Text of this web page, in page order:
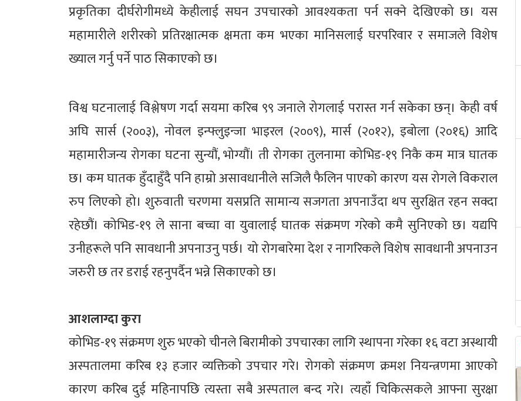
प्रकृतिका दीर्घरोगीमध्ये केहीलाई सघन उपचारको आवश्यकता पर्न सक्ने देखिएको छ। यस
महामारीले शरीरको प्रतिरक्षात्मक क्षमता कम भएका मानिसलाई घरपरिवार र समाजले विशेष
ख्याल गर्नु पर्ने पाठ सिकाएको छ।
विश्व घटनालाई विश्लेषण गर्दा सयमा करिब ९९ जनाले रोगलाई परास्त गर्न सकेका छन्। केही वर्ष
अघि सार्स (२००३), नोवल इन्फ्लुइन्जा भाइरल (२००९), मार्स (२०१२), इबोला (२०१६) आदि
महामारीजन्य रोगका घटना सुन्यौं, भोग्यौं। ती रोगका तुलनामा कोभिड-१९ निकै कम मात्र घातक
छ। कम घातक हुँदाहुँदै पनि हाम्रो असावधानीले सजिलै फैलिन पाएको कारण यस रोगले विकराल
रुप लिएको हो। शुरुवाती चरणमा यसप्रति सामान्य सजगता अपनाउँदा थप सुरक्षित रहन सक्दा
रहेछौं। कोभिड-१९ ले साना बच्चा वा युवालाई घातक संक्रमण गरेको कमै सुनिएको छ। यद्यपि
उनीहरूले पनि सावधानी अपनाउनु पर्छ। यो रोगबारेमा देश र नागरिकले विशेष सावधानी अपनाउन
जरुरी छ तर डराई रहनुपर्दैन भन्ने सिकाएको छ।
आशलाग्दा कुरा
कोभिड-१९ संक्रमण शुरु भएको चीनले बिरामीको उपचारका लागि स्थापना गरेका १६ वटा अस्थायी
‍अस्पतालमा करिब १३ हजार व्यक्तिको उपचार गरे। रोगको संक्रमण क्रमश नियन्त्रणमा आएको
कारण करिब दुई महिनापछि त्यस्ता सबै अस्पताल बन्द गरे। त्यहाँ चिकित्सकले आफ्ना सुरक्षा